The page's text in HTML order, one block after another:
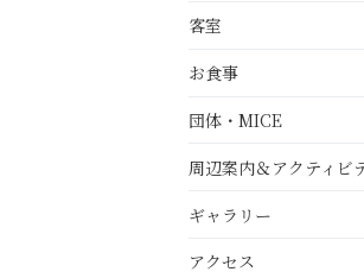
客室
お食事
団体・MICE
周辺案内＆アクティビ
ギャラリー
アクセス